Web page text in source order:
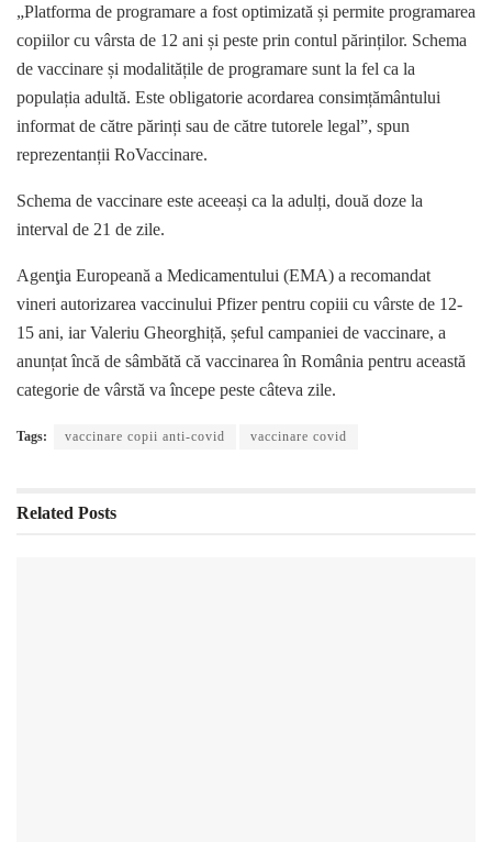
„Platforma de programare a fost optimizată și permite programarea
copiilor cu vârsta de 12 ani și peste prin contul părinților. Schema
de vaccinare și modalitățile de programare sunt la fel ca la
populația adultă. Este obligatorie acordarea consimțământului
informat de către părinți sau de către tutorele legal”, spun
reprezentanții RoVaccinare.
Schema de vaccinare este aceeași ca la adulți, două doze la
interval de 21 de zile.
Agenţia Europeană a Medicamentului (EMA) a recomandat
vineri autorizarea vaccinului Pfizer pentru copiii cu vârste de 12-
15 ani, iar Valeriu Gheorghiță, șeful campaniei de vaccinare, a
anunțat încă de sâmbătă că vaccinarea în România pentru această
categorie de vârstă va începe peste câteva zile.
Tags: vaccinare copii anti-covid vaccinare covid
Related Posts